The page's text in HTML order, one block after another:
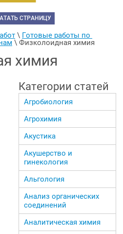
СТРАНИЦУ
\ Готовые работы по
\ Физколоидная химия
химия
Категории статей
Агробиология
Агрохимия
Акустика
Акушерство и
гинекология
Альгология
Анализ органических
соединений
Аналитическая химия